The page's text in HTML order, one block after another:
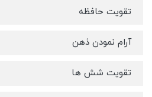
تقویت حافظه
آرام نمودن ذهن
تقویت شش ها